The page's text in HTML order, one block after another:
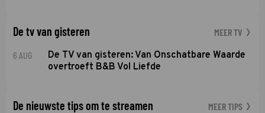
De tv van gisteren MEER TV
6 AUG
De TV van gisteren: Van Onschatbare Waarde
overtroeft B&B Vol Liefde
De nieuwste tips om te streamen MEER TIPS